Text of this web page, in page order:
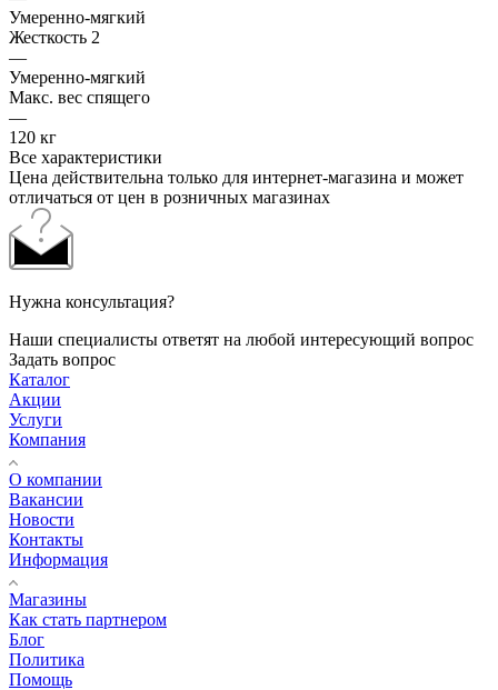
Умеренно-мягкий
Жесткость 2
—
Умеренно-мягкий
Макс. вес спящего
—
120 кг
Все характеристики
Цена действительна только для интернет-магазина и может
отличаться от цен в розничных магазинах
Нужна консультация?
Наши специалисты ответят на любой интересующий вопрос
Задать вопрос
Каталог
Акции
Услуги
Компания
О компании
Вакансии
Новости
Контакты
Информация
Магазины
Как стать партнером
Блог
Политика
Помощь